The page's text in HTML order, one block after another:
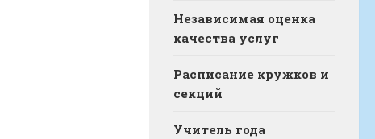
Независимая оценка
качества услуг
Расписание кружков и
секций
Учитель года